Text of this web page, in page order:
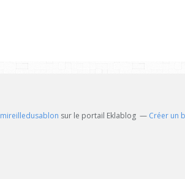
mireilledusablon sur le portail Eklablog Créer un